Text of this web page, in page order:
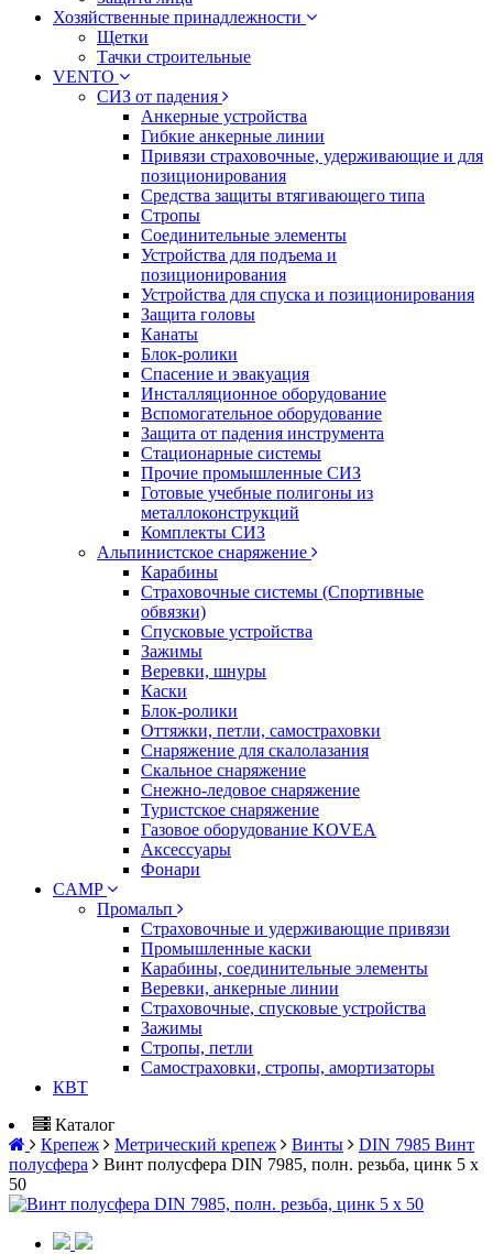
Хозяйственные принадлежности
Щетки
Тачки строительные
VENTO
СИЗ от падения
Анкерные устройства
Гибкие анкерные линии
Привязи страховочные, удерживающие и для
позиционирования
Средства защиты втягивающего типа
Стропы
Соединительные элементы
Устройства для подъема и
позиционирования
Устройства для спуска и позиционирования
Защита головы
Канаты
Блок-ролики
Спасение и эвакуация
Инсталляционное оборудование
Вспомогательное оборудование
Защита от падения инструмента
Стационарные системы
Прочие промышленные СИЗ
Готовые учебные полигоны из
металлоконструкций
Комплекты СИЗ
Альпинистское снаряжение
Карабины
Страховочные системы (Спортивные
обвязки)
Спусковые устройства
Зажимы
Веревки, шнуры
Каски
Блок-ролики
Оттяжки, петли, самостраховки
Снаряжение для скалолазания
Скальное снаряжение
Снежно-ледовое снаряжение
Туристское снаряжение
Газовое оборудование KOVEA
Аксессуары
Фонари
CAMP
Промальп
Страховочные и удерживающие привязи
Промышленные каски
Карабины, соединительные элементы
Веревки, анкерные линии
Страховочные, спусковые устройства
Зажимы
Стропы, петли
Самостраховки, стропы, амортизаторы
КВТ
Каталог
Крепеж
Метрический крепеж Винты
DIN 7985 Винт
полусфера
Винт полусфера DIN 7985, полн. резьба, цинк 5 х
50